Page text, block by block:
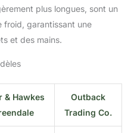
plus longues, sont un
froid, garantissant une
et des mains.
& Hawkes
Outback
Trading Co.